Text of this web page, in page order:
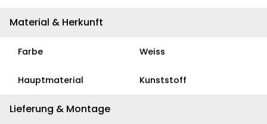
Material & Herkunft
Farbe Weiss
Hauptmaterial Kunststoff
Lieferung & Montage